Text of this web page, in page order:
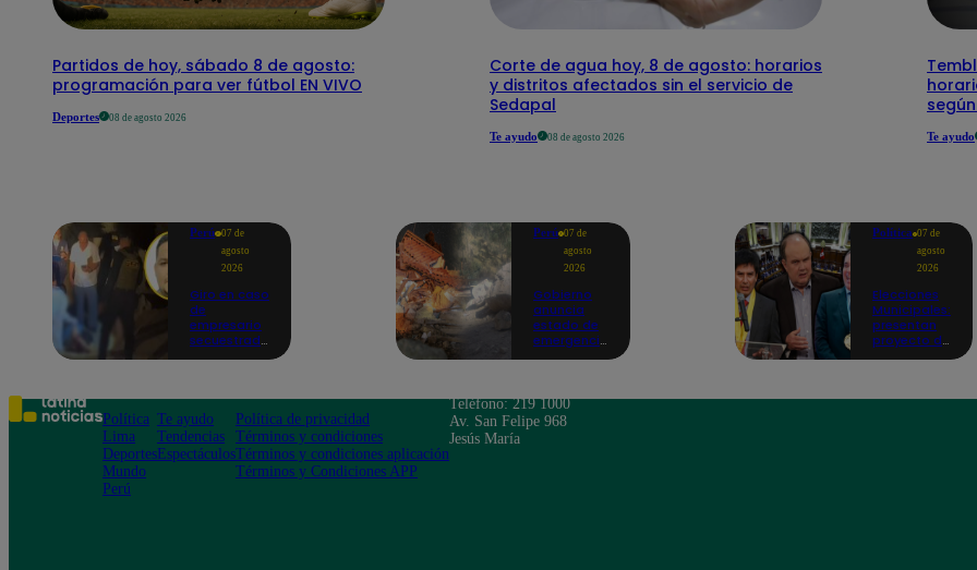
Partidos de hoy, sábado 8 de agosto:
programación para ver fútbol EN VIVO
Deportes 08 de agosto 2026
Corte de agua hoy, 8 de agosto: horarios
y distritos afectados sin el servicio de
Sedapal
Te ayudo 08 de agosto 2026 Te ayudo
Perú 07 de
agosto
2026
Giro en caso
de
empresario
secuestrado
cuentas
Perú 07 de
agosto
2026
Gobierno
anuncia
estado de
emergencia
recurrentes
en Junín
Política 07 de
agosto
2026
Elecciones
Municipales:
presentan
proyecto de
busquen
Política
Lima
Deportes
Mundo
Perú
Te ayudo
Tendencias
Espectáculos
Política de privacidad
Términos y condiciones
Términos y condiciones aplicación
Términos y Condiciones APP
Teléfono: 219 1000
Av. San Felipe 968
Jesús María